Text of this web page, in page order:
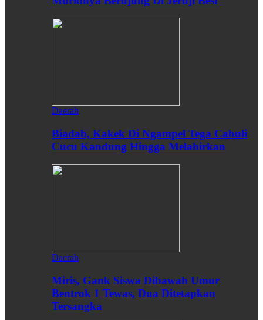
Daerah
Biadab, Kakek Di Ngampel Tega Cabuli
Cucu Kandung Hingga Melahirkan
Daerah
Miris, Gank Siswa Dibawah Umur
Bentrok 1 Tewas, Dua Ditetapkan
Tersangka